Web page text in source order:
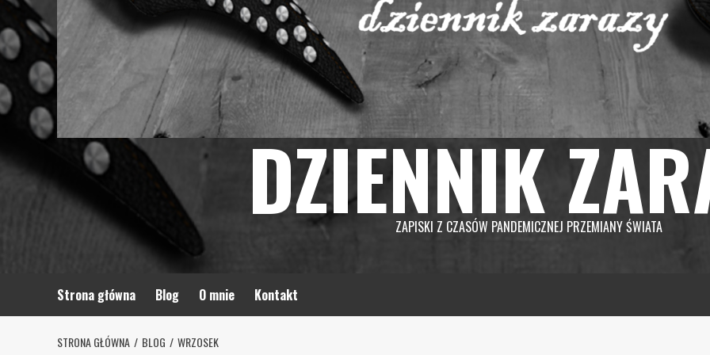
DZIENNIK
ZAPISKI Z CZASÓW PANDEMICZNEJ PRZEMIANY ŚWIATA
Strona główna Blog O mnie Kontakt
STRONA GŁÓWNA BLOG WRZOSEK